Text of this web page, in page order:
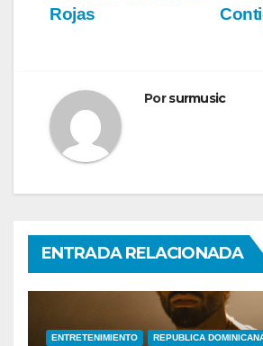
Rojas
Porsurmusic
ENTRADA RELACIONADA
ENTRETENIMIENTO REPUBLICA